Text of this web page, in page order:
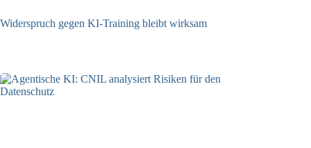
Widerspruch gegen KI-Training bleibt wirksam